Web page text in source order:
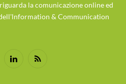
la comunicazione online ed
& Communication
LinkedInRSS